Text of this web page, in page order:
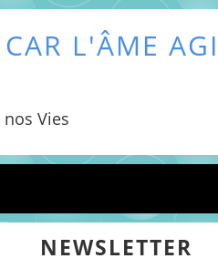
L'ÂME
Vies
NEWSLETTER